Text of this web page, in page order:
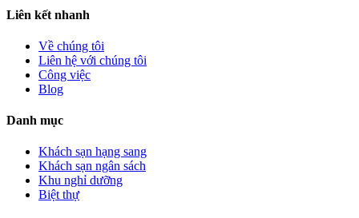
Liên kết nhanh
Về chúng tôi
Liên hệ với chúng tôi
Công việc
Blog
Danh mục
Khách sạn hạng sang
Khách sạn ngân sách
Khu nghỉ dưỡng
Biệt thự